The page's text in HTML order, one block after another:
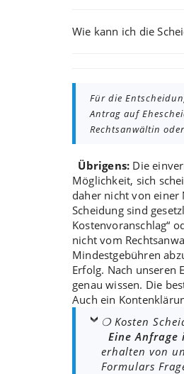
Wie kann ich die
Für die
Antrag auf
Rechtsanwältin
Übrigens: Die
Möglichkeit, sich
daher nicht von einer
Scheidung sind
Kostenvoranschlag“
nicht vom
Mindestgebühren
Erfolg. Nach unseren
genau wissen. Die
Auch ein
❍ Kosten
Eine
erhalten von
Formulars